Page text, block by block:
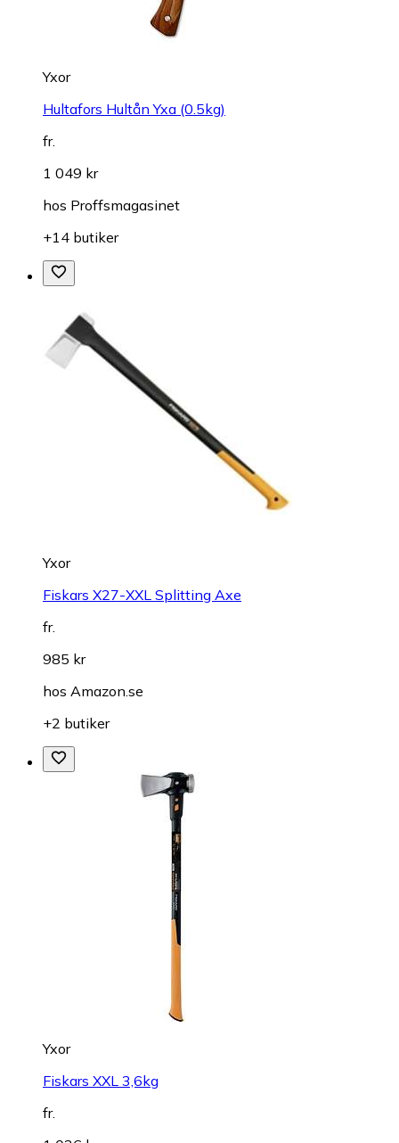
Yxor
Hultafors Hultån Yxa (0.5kg)
fr.
1 049 kr
hos Proffsmagasinet
+14 butiker
Yxor
Fiskars X27-XXL Splitting Axe
fr.
985 kr
hos Amazon.se
+2 butiker
Yxor
Fiskars XXL 3,6kg
fr.